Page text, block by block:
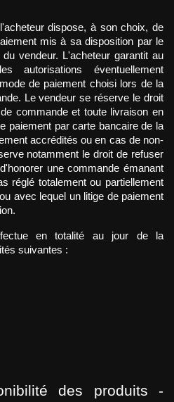
dispose, à son choix, de
mis à sa disposition par le
vendeur. L'acheteur garantit au
autorisations éventuellement
de paiement choisi lors de la
Le vendeur se réserve le droit
commande et toute livraison en
paiement par carte bancaire de la
accrédités ou en cas de non-
notamment le droit de refuser
une commande émanant
réglé totalement ou partiellement
avec lequel un litige de paiement
en totalité au jour de la
suivantes :
des produits -